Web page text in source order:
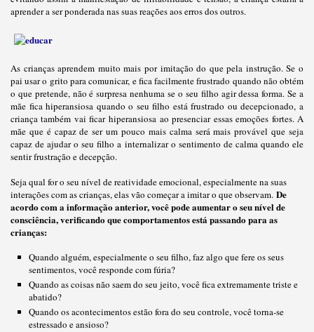
aprender a ser ponderada nas suas reações aos erros dos outros.
As crianças aprendem muito mais por imitação do que pela instrução. Se o
pai usar o grito para comunicar, e fica facilmente frustrado quando não obtém
o que pretende, não é surpresa nenhuma se ​​o seu filho agir dessa forma. Se a
mãe fica hiperansiosa quando o seu filho está frustrado ou decepcionado, a
criança também vai ficar hiperansiosa ao presenciar essas emoções fortes. A
mãe que é capaz de ser um pouco mais calma será mais provável que seja
capaz de ajudar o seu filho a internalizar o sentimento de calma quando ele
sentir frustração e decepção.
Seja qual for o seu nível de reatividade emocional, especialmente na suas
interações com as crianças, elas vão começar a imitar o que observam. De
acordo com a informação anterior, você pode aumentar o seu nível de
consciência, verificando que comportamentos está passando para as
crianças:
Quando alguém, especialmente o seu filho, faz algo que fere os seus
sentimentos, você responde com fúria?
Quando as coisas não saem do seu jeito, você fica extremamente triste e
abatido?
Quando os acontecimentos estão fora do seu controle, você torna-se
estressado e ansioso?